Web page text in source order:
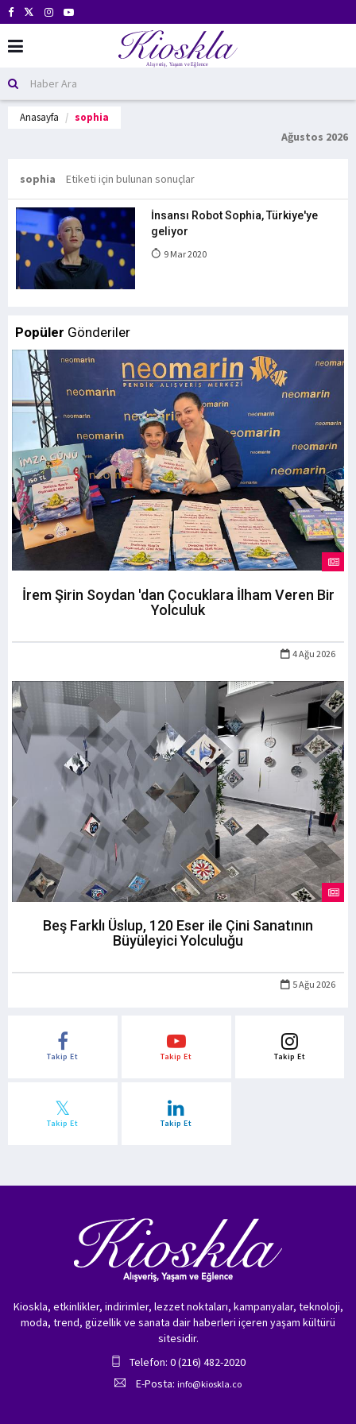
Anasayfa sophia
Ağustos 2026
sophia Etiketi için bulunan sonuçlar
İnsansı Robot Sophia, Türkiye'ye
geliyor
9 Mar 2020
Popüler Gönderiler
İrem Şirin Soydan 'dan Çocuklara İlham Veren Bir
Yolculuk
4 Ağu 2026
Beş Farklı Üslup, 120 Eser ile Çini Sanatının
Büyüleyici Yolculuğu
5 Ağu 2026
Takip Et Takip Et Takip Et
Takip Et Takip Et
Kioskla, etkinlikler, indirimler, lezzet noktaları, kampanyalar, teknoloji,
moda, trend, güzellik ve sanata dair haberleri içeren yaşam kültürü
sitesidir.
Telefon: 0 (216) 482-2020
E-Posta: info@kioskla.co